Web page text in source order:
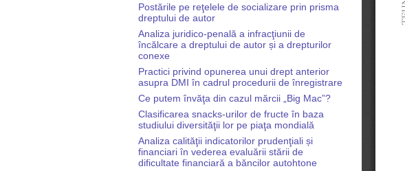
Postările pe reţelele de socializare prin prisma
dreptului de autor
Analiza juridico-penală a infracţiunii de
încălcare a dreptului de autor și a drepturilor
conexe
Practici privind opunerea unui drept anterior
asupra DMI în cadrul procedurii de înregistrare
Ce putem învăţa din cazul mărcii „Big Mac”?
Clasificarea snacks-urilor de fructe în baza
studiului diversităţii lor pe piaţa mondială
Analiza calităţii indicatorilor prudenţiali și
financiari în vederea evaluării stării de
dificultate financiară a băncilor autohtone